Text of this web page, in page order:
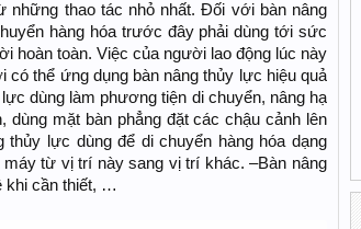
những thao tác nhỏ nhất. Đối với bàn nâng
hàng hóa trước đây phải dùng tới sức
hoàn toàn. Việc của người lao động lúc này
thể ứng dụng bàn nâng thủy lực hiệu quả
dùng làm phương tiện di chuyển, nâng hạ
mặt bàn phẳng đặt các chậu cảnh lên
lực dùng để di chuyển hàng hóa dạng
từ vị trí này sang vị trí khác. –Bàn nâng
khi cần thiết, …